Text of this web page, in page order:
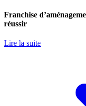
Franchise
réussir
Lire la suite